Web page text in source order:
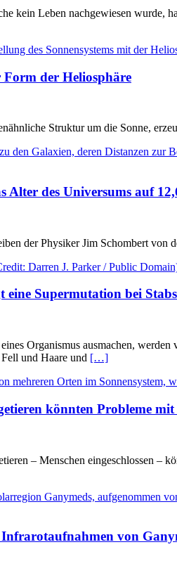
kein Leben nachgewiesen wurde,
Form der Heliosphäre
Struktur um die Sonne,
Alter des Universums auf
der Physiker Jim Schombert
eine Supermutation bei
Organismus ausmachen,
und Haare und […]
könnten Probleme
– Menschen eingeschlossen –
von